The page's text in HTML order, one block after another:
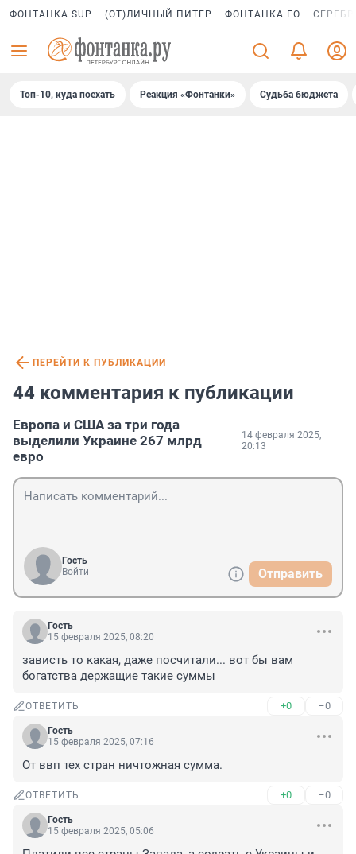
ФОНТАНКА SUP (ОТ)ЛИЧНЫЙ ПИТЕР ФОНТАНКА ГО
Топ-10, куда поехать Реакция «Фонтанки» Судьба бюджета
ПЕРЕЙТИ К ПУБЛИКАЦИИ
44 комментария к публикации
Европа и США за три года
выделили Украине 267 млрд
евро
14 февраля 2025,
20:13
Гость
Войти
Отправить
Гость
15 февраля 2025, 08:20
зависть то какая, даже посчитали... вот бы вам
богатства держащие такие суммы
ОТВЕТИТЬ +0 –0
Гость
15 февраля 2025, 07:16
От ввп тех стран ничтожная сумма.
ОТВЕТИТЬ +0 –0
Гость
15 февраля 2025, 05:06